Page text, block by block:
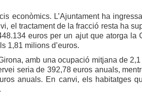
econòmics. L’Ajuntament ha
el tractament de la fracció resta ha
euros per un ajut que atorga la
1,81 milions d’euros.
amb una ocupació mitjana de
seria de 392,78 euros anuals,
anuals. En canvi, els habitatges